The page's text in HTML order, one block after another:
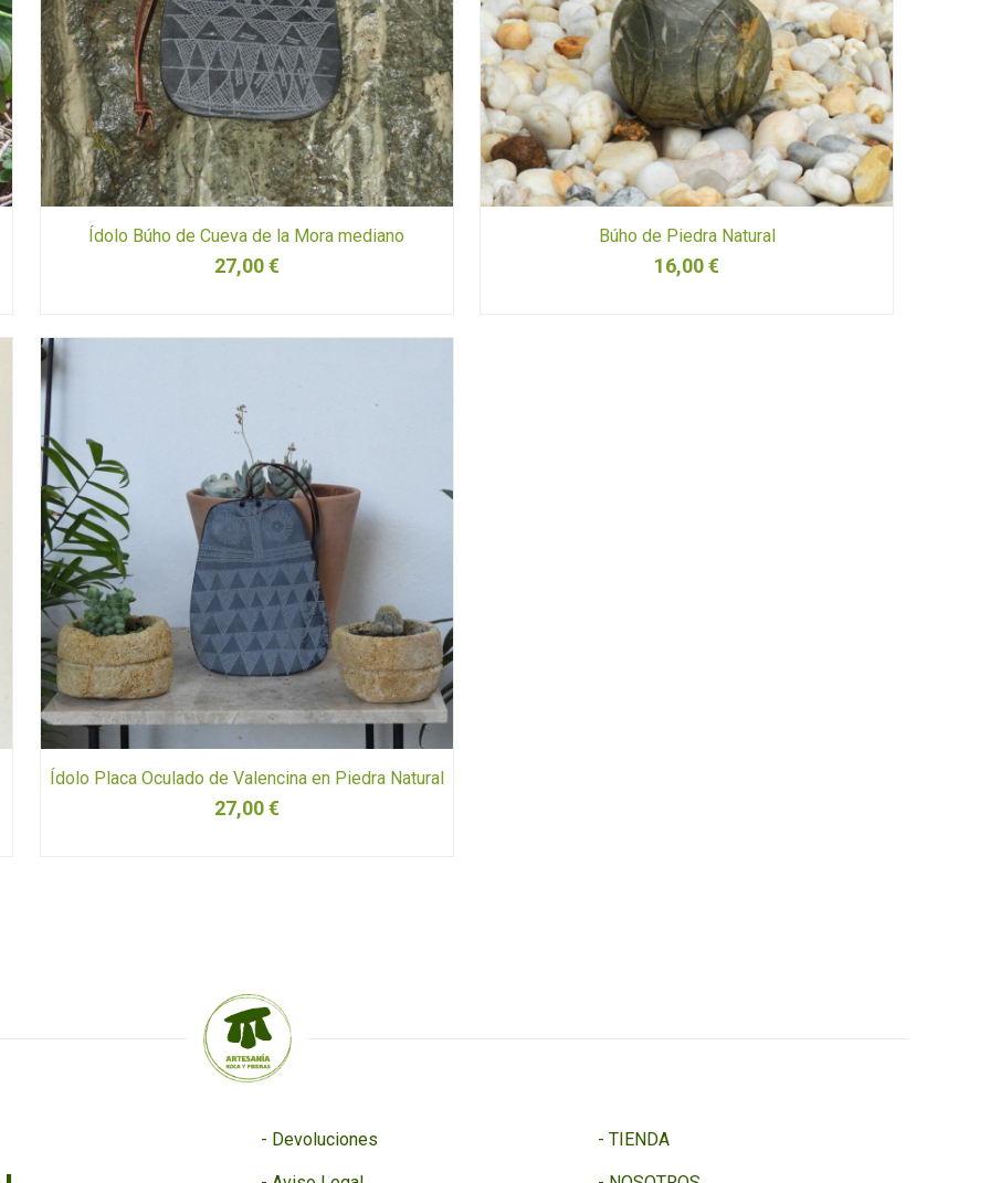
Ídolo Búho de Cueva de la Mora mediano
27,00€
Búho de Piedra Natural
16,00€
Ídolo Placa Oculado de Valencina en Piedra Natural
27,00€
- Devoluciones - TIENDA